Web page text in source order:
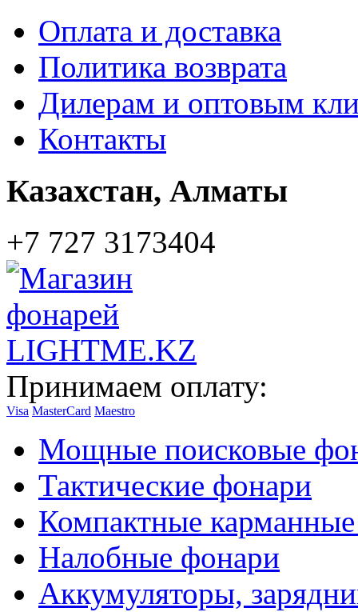
Оплата и доставка
Политика возврата
Дилерам и оптовым
Контакты
Казахстан, Алматы
+7 727 3173404
Принимаем оплату:
Visa MasterCard Maestro
Мощные поисковые
Тактические фонари
Компактные
Налобные фонари
Аккумуляторы,